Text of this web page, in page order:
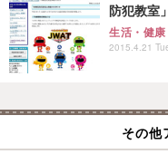
防犯教室
生活・健康
2015.4.21
その他